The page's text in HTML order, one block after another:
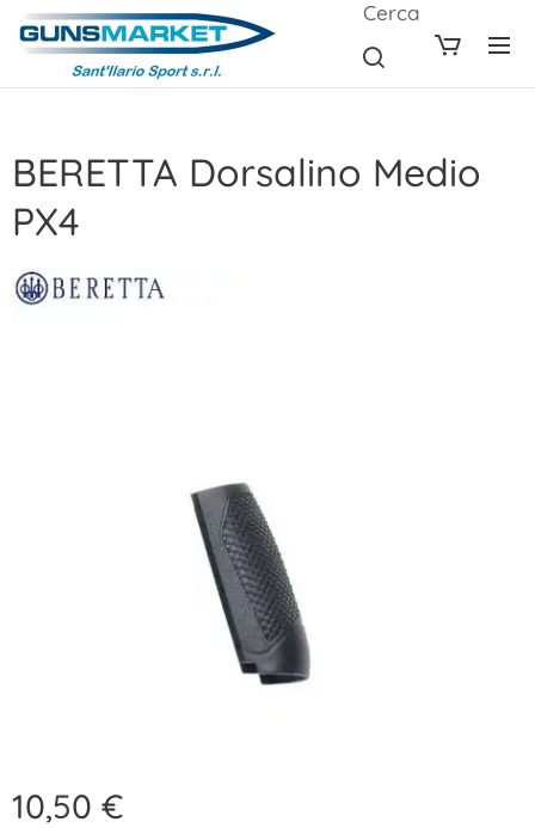
Cerca
BERETTA Dorsalino Medio
PX4
10,50 €